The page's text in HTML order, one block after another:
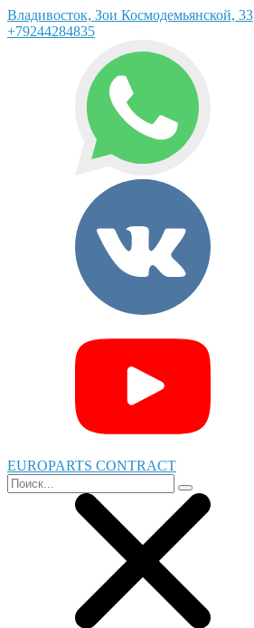
Владивосток, Зои Космодемьянской, 33
+79244284835
EUROPARTS CONTRACT